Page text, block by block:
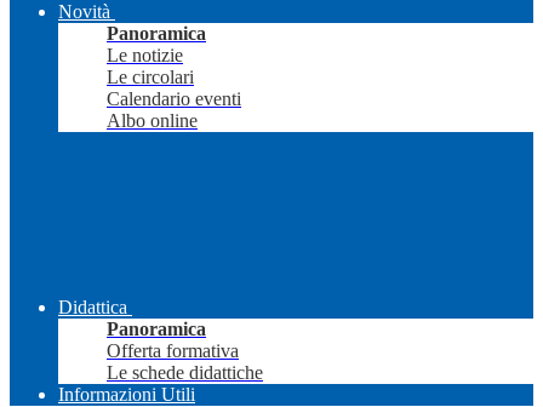
Novità
Panoramica
Le notizie
Le circolari
Calendario eventi
Albo online
Didattica
Panoramica
Offerta formativa
Le schede didattiche
Informazioni Utili